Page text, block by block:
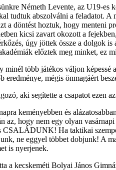
Németh Levente, az U19-
tudtuk abszolválni a feladatot.
döntést hoztuk, hogy menteni
kicsi zavart okozott a
úgy jöttek össze a dolgok
előztek meg minket, ez
több játékos váljon
mégis önmagáért
aki segítette a csapatot ezen
keményebben és
hogy nem egy olyan
CSALÁDUNK! Ha taktikai
ne eggyel többet dobjunk! A
is nyerjenek.
a kecskeméti Bolyai János